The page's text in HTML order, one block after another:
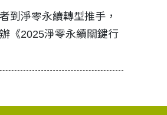
到淨零永續轉型推手，
《2025淨零永續關鍵行